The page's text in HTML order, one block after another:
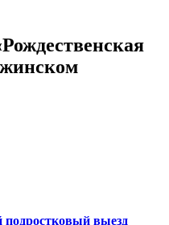
подростковый выезд